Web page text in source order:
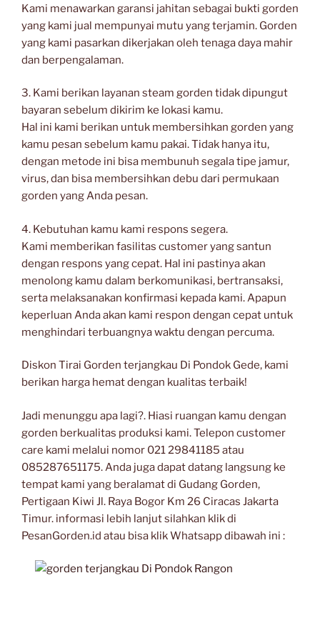
Kami menawarkan garansi jahitan sebagai bukti gorden
yang kami jual mempunyai mutu yang terjamin. Gorden
yang kami pasarkan dikerjakan oleh tenaga daya mahir
dan berpengalaman.
3. Kami berikan layanan steam gorden tidak dipungut
bayaran sebelum dikirim ke lokasi kamu.
Hal ini kami berikan untuk membersihkan gorden yang
kamu pesan sebelum kamu pakai. Tidak hanya itu,
dengan metode ini bisa membunuh segala tipe jamur,
virus, dan bisa membersihkan debu dari permukaan
gorden yang Anda pesan.
4. Kebutuhan kamu kami respons segera.
Kami memberikan fasilitas customer yang santun
dengan respons yang cepat. Hal ini pastinya akan
menolong kamu dalam berkomunikasi, bertransaksi,
serta melaksanakan konfirmasi kepada kami. Apapun
keperluan Anda akan kami respon dengan cepat untuk
menghindari terbuangnya waktu dengan percuma.
Diskon Tirai Gorden terjangkau Di Pondok Gede, kami
berikan harga hemat dengan kualitas terbaik!
Jadi menunggu apa lagi?. Hiasi ruangan kamu dengan
gorden berkualitas produksi kami. Telepon customer
care kami melalui nomor 021 29841185 atau
085287651175. Anda juga dapat datang langsung ke
tempat kami yang beralamat di Gudang Gorden,
Pertigaan Kiwi Jl. Raya Bogor Km 26 Ciracas Jakarta
Timur. informasi lebih lanjut silahkan klik di
PesanGorden.id atau bisa klik Whatsapp dibawah ini :